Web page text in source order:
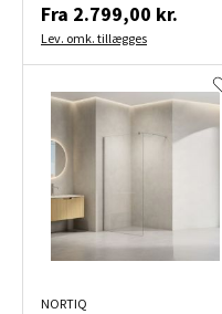
Fra 2.799,00 kr.
Lev. omk. tillægges
NORTIQ